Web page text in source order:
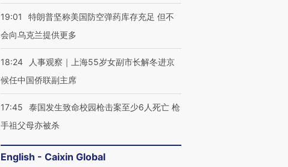
19:01
特朗普坚称美国防空弹药库存充足 但不
会向乌克兰提供更多
18:24
人事观察｜上海55岁女副市长解冬进京
候任中国侨联副主席
17:45
泰国发生致命校园枪击案至少6人死亡 枪
手祖父母亦被杀
English - Caixin Global